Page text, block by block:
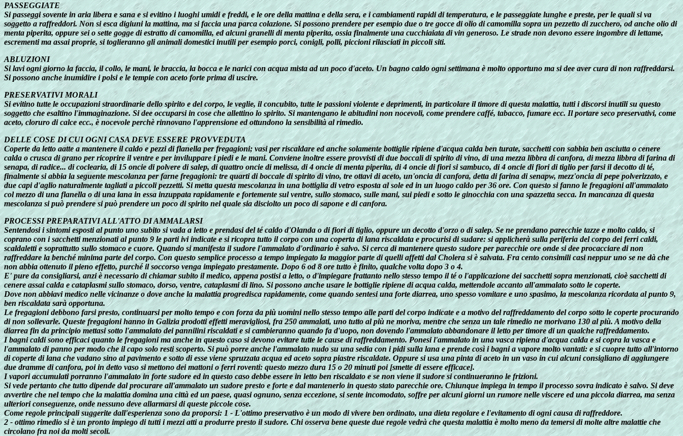
PASSEGGIATE
Si passeggi sovente in aria libera e sana e si evitino i luoghi umidi e freddi, e le ore della mattina e della sera, e i cambiamenti rapidi di temperatura, e le passeggiate lunghe e preste, per le quali si va
soggetto a raffreddori. Non si esca digiuni la mattina, ma si faccia una parca colazione. Si possono prendere per esempio due o tre gocce di olio di camomilla sopra un pezzetto di zucchero, od anche olio di
menta piperita, oppure sei o sette gogge di estratto di camomilla, ed alcuni granelli di menta piperita, ossia finalmente una cucchiaiata di vin generoso. Le strade non devono essere ingombre di lettame,
escrementi ma assai proprie, si toglieranno gli animali domestici inutili per esempio porci, conigli, polli, piccioni rilasciati in piccoli siti.
ABLUZIONI
Si lavi ogni giorno la faccia, il collo, le mani, le braccia, la bocca e le narici con acqua mista ad un poco d'aceto. Un bagno caldo ogni settimana è molto opportuno ma si dee aver cura di non raffreddarsi.
Si possono anche inumidire i polsi e le tempie con aceto forte prima di uscire.
PRESERVATIVI MORALI
Si evitino tutte le occupazioni straordinarie dello spirito e del corpo, le veglie, il concubito, tutte le passioni violente e deprimenti, in particolare il timore di questa malattia, tutti i discorsi inutili su questo
soggetto che esaltino l'immaginazione. Si dee occuparsi in cose che allettino lo spirito. Si mantengano le abitudini non nocevoli, come prendere caffé, tabacco, fumare ecc. Il portare seco preservativi, come
aceto, cloruro di calce ecc., è nocevole perchè rinnovano l'apprensione ed ottundono la sensibilità al rimedio.
DELLE COSE DI CUI OGNI CASA DEVE ESSERE PROVVEDUTA
Coperte da letto aatte a mantenere il caldo e pezzi di flanella per fregagioni; vasi per riscaldare ed anche solamente bottiglie ripiene d'acqua calda ben turate, sacchetti con sabbia ben asciutta o cenere
calda o crusca di grano per ricoprire il ventre e per inviluppare i piedi e le mani. Conviene inoltre essere provvisti di due boccali di spirito di vino, di una mezza libbra di canfora, di mezza libbra di farina di
senapa, di radice... di coclearia, di 15 oncie di polvere di salep, di quattro oncie di melissa, di 4 oncie di menta piperita, di 4 oncie di fiori si sambuco, di 4 oncie di fiori di tiglio per farsi il decotto di té,
finalmente si abbia la seguente mescolanza per farne fregagioni: tre quarti di boccale di spirito di vino, tre ottavi di aceto, un'oncia di canfora, detta di farina di senapw, mezz'oncia di pepe polverizzato, e
due capi d'aglio naturalmente tagliati a piccoli pezzetti. Si metta questa mescolanza in una bottiglia di vetro esposta al sole ed in un luogo caldo per 36 ore. Con questo si fanno le fregagioni all'ammalato
col mezzo di una flanella o di una lana in essa inzuppata rapidamente e fortemente sul ventre, sullo stomaco, sulle mani, sui piedi e sotto le ginocchia con una spazzetta secca. In mancanza di questa
mescolanza si può prendere si può prendere un poco di spirito nel quale sia disciolto un poco di sapone e di canfora.
PROCESSI PREPARATIVI ALL'ATTO DI AMMALARSI
Sentendosi i sintomi esposti al punto uno subito si vada a letto e prendasi del té caldo d'Olanda o di fiori di tiglio, oppure un decotto d'orzo o di salep. Se ne prendano parecchie tazze e molto caldo, si
coprano con i sacchetti menzionati al punto 9 le parti ivi indicate e si ricopra tutto il corpo con una coperta di lana riscaldata e procurisi di sudare: si applicherà sulla periferia del corpo dei ferri caldi,
scaldaletti e soprattutto sullo stomaco e cuore. Quando si manifesta il sudore l'ammalato d'ordinario è salvo. Si cerca di mantenere questo sudore per parecchie ore onde si dee procacciare di non
raffreddare la benché minima parte del corpo. Con questo semplice processo a tempo impiegato la maggior parte di quelli affetti dal Cholera si è salvata. Fra cento consimili casi neppur uno se ne dà che
non abbia ottenuto il pieno effetto, purché il soccorso venga impiegato prestamente. Dopo 6 od 8 ore tutto è finito, qualche volta dopo 3 o 4.
E' pure da consigliarsi, anzi è necessario di chiamar subito il medico, appena postisi a letto, o d'impiegare frattanto nello stesso tempo il té o l'applicazione dei sacchetti sopra menzionati, cioè sacchetti di
cenere assai calda e cataplasmi sullo stomaco, dorso, ventre, cataplasmi di lino. Si possono anche usare le bottiglie ripiene di acqua calda, mettendole accanto all'ammalato sotto le coperte.
Dove non abbiavi medico nelle vicinanze o dove anche la malattia progredisca rapidamente, come quando sentesi una forte diarrea, uno spesso vomitare e uno spasimo, la mescolanza ricordata al punto 9,
ben riscaldata sarà opportuna.
Le fregagioni debbono farsi presto, continuarsi per molto tempo e con forza da più uomini nello stesso tempo alle parti del corpo indicate e a motivo del raffreddamento del corpo sotto le coperte procurando
di non sollevarle. Queste fregagioni hanno in Galizia prodotti effetti meravigliosi, fra 250 ammalati, uno tutto al più ne moriva, mentre che senza un tale rimedio ne morivano 130 al più. A motivo della
diarrea fin da principio mettasi sotto l'ammalato dei pannilini riscaldati e si cambieranno quando fa d'uopo, non dovendo l'ammalato abbandonare il letto per timore di un qualche raffreddamento.
I bagni caldi sono efficaci quanto le fregagioni ma anche in questo caso si devono evitare tutte le cause di raffreddamento. Ponesi l'ammalato in una vasca ripiena d'acqua calda e si copra la vasca e
l'ammalato di panno per modo che il capo solo resti scoperto. Si può porre anche l'ammalato nudo su una sedia con i pidi sulla lana e prende così i bagni a vapore molto vantati: e si cuopre tutto all'intorno
di coperte di lana che vadano sino al pavimento e sotto di esse viene spruzzata acqua ed aceto sopra piastre riscaldate. Oppure si usa una pinta di aceto in un vaso in cui alcuni consigliano di aggiungere
due dramme di canfora, poi in detto vaso si mettono dei mattoni o ferri roventi: questo mezzo dura 15 o 20 minuti poi [smette di essere efficace].
I vapori accumulati porranno l'ammalato in forte sudore ed in questo caso debbe essere in letto ben riscaldato e se non viene il sudore si continueranno le frizioni.
Si vede pertanto che tutto dipende dal procurare all'ammalato un sudore presto e forte e dal mantenerlo in questo stato parecchie ore. Chiunque impiega in tempo il processo sovra indicato è salvo. Si deve
avvertire che nel tempo che la malattia domina una città ed un paese, quasi ognuno, senza eccezione, si sente incomodato, soffre per alcuni giorni un rumore nelle viscere ed una piccola diarrea, ma senza
ulteriori conseguenze, onde nessuno deve allarmarsi di queste piccole cose.
Come regole principali suggerite dall'esperienza sono da proporsi: 1 - L'ottimo preservativo è un modo di vivere ben ordinato, una dieta regolare e l'evitamento di ogni causa di raffreddore.
2 - ottimo rimedio si è un pronto impiego di tutti i mezzi atti a produrre presto il sudore. Chi osserva bene queste due regole vedrà che questa malattia è molto meno da temersi di molte altre malattie che
circolano fra noi da molti secoli.